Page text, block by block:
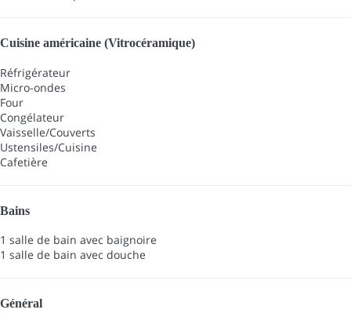
Cuisine américaine (Vitrocéramique)
Réfrigérateur
Micro-ondes
Four
Congélateur
Vaisselle/Couverts
Ustensiles/Cuisine
Cafetière
Bains
1 salle de bain avec baignoire
1 salle de bain avec douche
Général